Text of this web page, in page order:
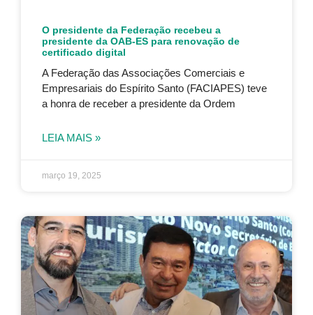
O presidente da Federação recebeu a
presidente da OAB-ES para renovação de
certificado digital
A Federação das Associações Comerciais e
Empresariais do Espírito Santo (FACIAPES) teve
a honra de receber a presidente da Ordem
LEIA MAIS »
março 19, 2025